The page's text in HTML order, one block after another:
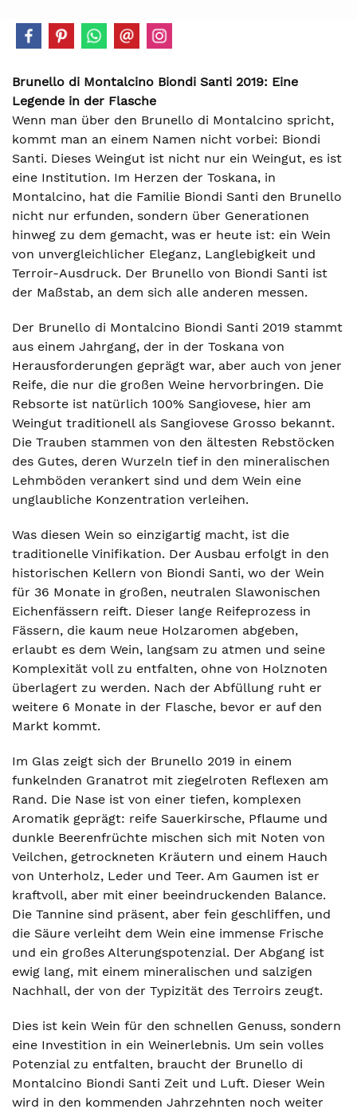
Brunello di Montalcino Biondi Santi 2019: Eine
Legende in der Flasche
Wenn man über den Brunello di Montalcino spricht,
kommt man an einem Namen nicht vorbei: Biondi
Santi. Dieses Weingut ist nicht nur ein Weingut, es ist
eine Institution. Im Herzen der Toskana, in
Montalcino, hat die Familie Biondi Santi den Brunello
nicht nur erfunden, sondern über Generationen
hinweg zu dem gemacht, was er heute ist: ein Wein
von unvergleichlicher Eleganz, Langlebigkeit und
Terroir-Ausdruck. Der Brunello von Biondi Santi ist
der Maßstab, an dem sich alle anderen messen.
Der Brunello di Montalcino Biondi Santi 2019 stammt
aus einem Jahrgang, der in der Toskana von
Herausforderungen geprägt war, aber auch von jener
Reife, die nur die großen Weine hervorbringen. Die
Rebsorte ist natürlich 100% Sangiovese, hier am
Weingut traditionell als Sangiovese Grosso bekannt.
Die Trauben stammen von den ältesten Rebstöcken
des Gutes, deren Wurzeln tief in den mineralischen
Lehmböden verankert sind und dem Wein eine
unglaubliche Konzentration verleihen.
Was diesen Wein so einzigartig macht, ist die
traditionelle Vinifikation. Der Ausbau erfolgt in den
historischen Kellern von Biondi Santi, wo der Wein
für 36 Monate in großen, neutralen Slawonischen
Eichenfässern reift. Dieser lange Reifeprozess in
Fässern, die kaum neue Holzaromen abgeben,
erlaubt es dem Wein, langsam zu atmen und seine
Komplexität voll zu entfalten, ohne von Holznoten
überlagert zu werden. Nach der Abfüllung ruht er
weitere 6 Monate in der Flasche, bevor er auf den
Markt kommt.
Im Glas zeigt sich der Brunello 2019 in einem
funkelnden Granatrot mit ziegelroten Reflexen am
Rand. Die Nase ist von einer tiefen, komplexen
Aromatik geprägt: reife Sauerkirsche, Pflaume und
dunkle Beerenfrüchte mischen sich mit Noten von
Veilchen, getrockneten Kräutern und einem Hauch
von Unterholz, Leder und Teer. Am Gaumen ist er
kraftvoll, aber mit einer beeindruckenden Balance.
Die Tannine sind präsent, aber fein geschliffen, und
die Säure verleiht dem Wein eine immense Frische
und ein großes Alterungspotenzial. Der Abgang ist
ewig lang, mit einem mineralischen und salzigen
Nachhall, der von der Typizität des Terroirs zeugt.
Dies ist kein Wein für den schnellen Genuss, sondern
eine Investition in ein Weinerlebnis. Um sein volles
Potenzial zu entfalten, braucht der Brunello di
Montalcino Biondi Santi Zeit und Luft. Dieser Wein
wird in den kommenden Jahrzehnten noch weiter